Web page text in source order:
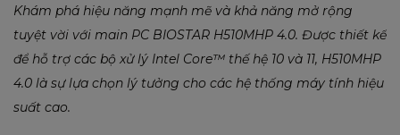
Khám phá hiệu năng mạnh mẽ và khả năng mở rộng
tuyệt vời với main PC BIOSTAR H510MHP 4.0. Được thiết kế
để hỗ trợ các bộ xử lý Intel Core™ thế hệ 10 và 11, H510MHP
4.0 là sự lựa chọn lý tưởng cho các hệ thống máy tính hiệu
suất cao.